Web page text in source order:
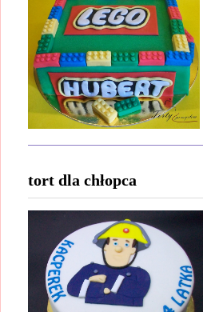
tort dla chłopca